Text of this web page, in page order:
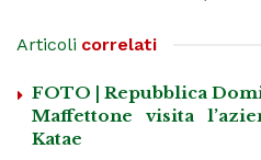
Articoli correlati
FOTO | Repubblica
Maffettone visita
Katae